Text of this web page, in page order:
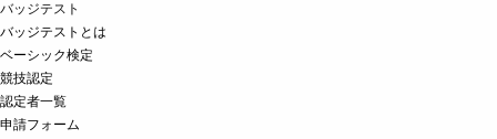
バッジテスト
バッジテストとは
ベーシック検定
競技認定
認定者一覧
申請フォーム